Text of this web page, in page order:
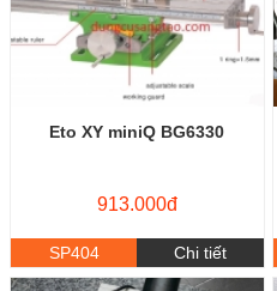
Eto XY miniQ BG6330
913.000đ
SP404 Chi tiết